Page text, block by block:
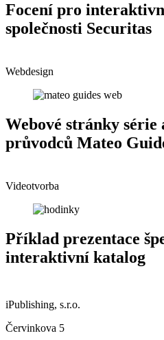
Focení pro
společnosti Securitas
Webdesign
Webové stránky
průvodců Mateo
Videotvorba
Příklad prezentace
interaktivní katalog
iPublishing, s.r.o.
Červinkova 5